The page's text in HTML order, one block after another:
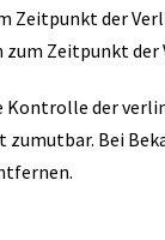
Zeitpunkt der
Zeitpunkt
der
Bei